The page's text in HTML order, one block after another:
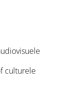
culturele